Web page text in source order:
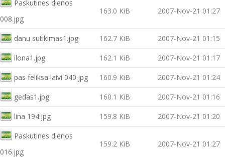
Paskutines dienos
008.jpg
163.0 KiB 2007-Nov-21 01:27
danu sutikimas1.jpg 162.7 KiB 2007-Nov-21 01:15
ilona1.jpg 162.1 KiB 2007-Nov-21 01:17
pas feliksa laivi 040.jpg 160.9 KiB 2007-Nov-21 01:24
gedas1.jpg 160.1 KiB 2007-Nov-21 01:16
lina 194.jpg 159.8 KiB 2007-Nov-21 01:20
Paskutines dienos
016.jpg
159.2 KiB 2007-Nov-21 01:27